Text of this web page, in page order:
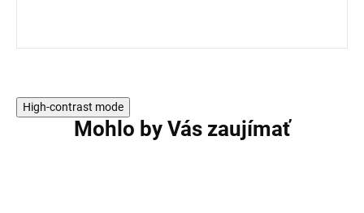
High-contrast mode
Mohlo by Vás zaujímať